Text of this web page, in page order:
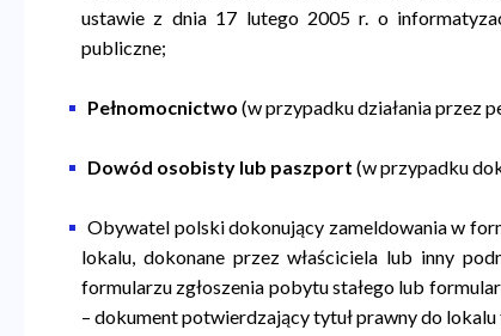
ustawie z dnia 17 lutego 2005 r. o
publiczne;
Pełnomocnictwo (w przypadku działania przez
Dowód osobisty lub paszport (w przypadku
Obywatel polski dokonujący zameldowania w
lokalu, dokonane przez właściciela lub inny
formularzu zgłoszenia pobytu stałego lub
– dokument potwierdzający tytuł prawny do